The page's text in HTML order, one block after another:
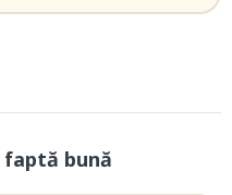
faptă bună